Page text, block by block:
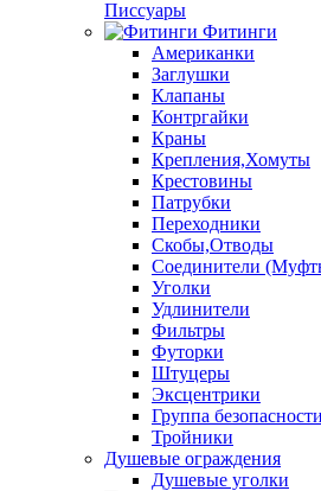
Писсуары
Фитинги
Американки
Заглушки
Клапаны
Контргайки
Краны
Крепления,Хомуты
Крестовины
Патрубки
Переходники
Скобы,Отводы
Соединители
Уголки
Удлинители
Фильтры
Футорки
Штуцеры
Эксцентрики
Группа
Тройники
Душевые ограждения
Душевые уголки